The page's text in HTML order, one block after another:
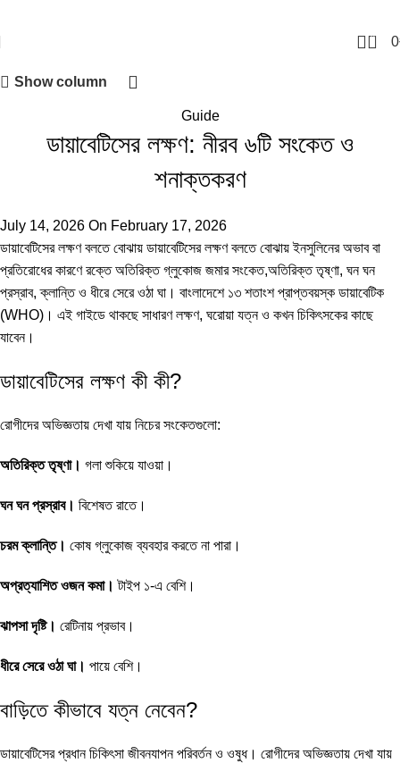
0 0
Show column
Guide
ডায়াবেটিসের লক্ষণ: নীরব ৬টি সংকেত ও
শনাক্তকরণ
July 14, 2026 On February 17, 2026
ডায়াবেটিসের লক্ষণ বলতে বোঝায় ডায়াবেটিসের লক্ষণ বলতে বোঝায় ইনসুলিনের অভাব বা
প্রতিরোধের কারণে রক্তে অতিরিক্ত গ্লুকোজ জমার সংকেত,অতিরিক্ত তৃষ্ণা, ঘন ঘন
প্রস্রাব, ক্লান্তি ও ধীরে সেরে ওঠা ঘা। বাংলাদেশে ১৩ শতাংশ প্রাপ্তবয়স্ক ডায়াবেটিক
(WHO)। এই গাইডে থাকছে সাধারণ লক্ষণ, ঘরোয়া যত্ন ও কখন চিকিৎসকের কাছে
যাবেন।
ডায়াবেটিসের লক্ষণ কী কী?
রোগীদের অভিজ্ঞতায় দেখা যায় নিচের সংকেতগুলো:
অতিরিক্ত তৃষ্ণা। গলা শুকিয়ে যাওয়া।
ঘন ঘন প্রস্রাব। বিশেষত রাতে।
চরম ক্লান্তি। কোষ গ্লুকোজ ব্যবহার করতে না পারা।
অপ্রত্যাশিত ওজন কমা। টাইপ ১-এ বেশি।
ঝাপসা দৃষ্টি। রেটিনায় প্রভাব।
ধীরে সেরে ওঠা ঘা। পায়ে বেশি।
বাড়িতে কীভাবে যত্ন নেবেন?
ডায়াবেটিসের প্রধান চিকিৎসা জীবনযাপন পরিবর্তন ও ওষুধ। রোগীদের অভিজ্ঞতায় দেখা যায়